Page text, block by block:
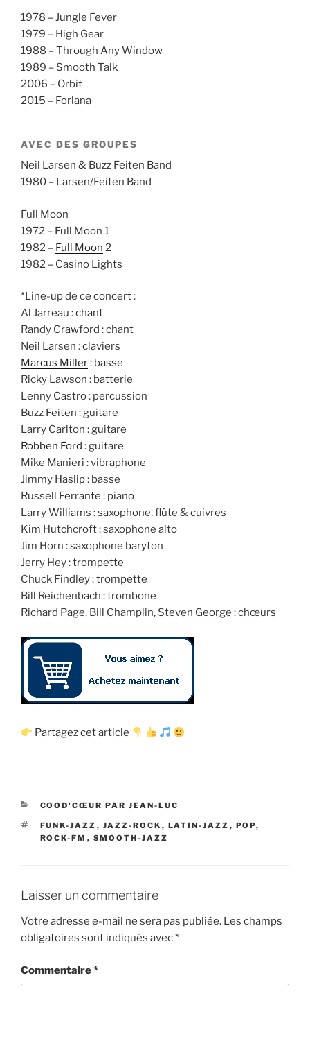
1978 – Jungle Fever
1979 – High Gear
1988 – Through Any Window
1989 – Smooth Talk
2006 – Orbit
2015 – Forlana
AVEC DES GROUPES
Neil Larsen & Buzz Feiten Band
1980 – Larsen/Feiten Band
Full Moon
1972 – Full Moon 1
1982 – Full Moon 2
1982 – Casino Lights
*Line-up de ce concert :
Al Jarreau : chant
Randy Crawford : chant
Neil Larsen : claviers
Marcus Miller: basse
Ricky Lawson : batterie
Lenny Castro : percussion
Buzz Feiten : guitare
Larry Carlton : guitare
Robben Ford : guitare
Mike Manieri : vibraphone
Jimmy Haslip : basse
Russell Ferrante : piano
Larry Williams : saxophone, flûte & cuivres
Kim Hutchcroft : saxophone alto
Jim Horn : saxophone baryton
Jerry Hey : trompette
Chuck Findley : trompette
Bill Reichenbach : trombone
Richard Page, Bill Champlin, Steven George : chœurs
Partagez cet article
CATÉGORIES
COOD'CŒUR PAR JEAN-LUC
ÉTIQUETTES
FUNK-JAZZ , JAZZ-ROCK , LATIN-JAZZ , POP,
ROCK-FM , SMOOTH-JAZZ
Laisser un commentaire
Votre adresse e-mail ne sera pas publiée. Les champs
obligatoires sont indiqués avec*
Commentaire*